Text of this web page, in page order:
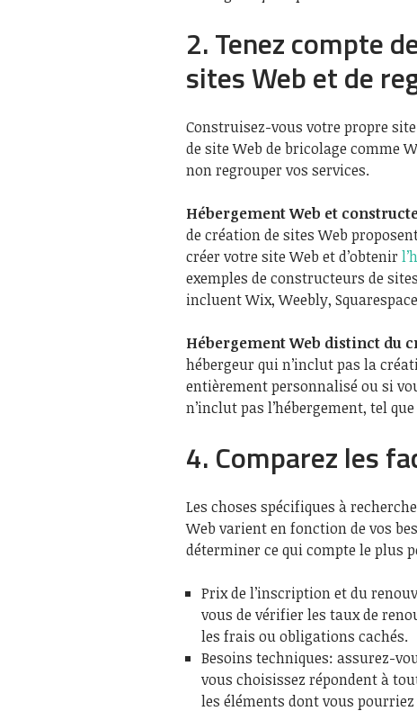
2. Tenez compte
sites Web et de
Construisez-vous votre propre
de site Web de bricolage comme
non regrouper vos services.
Hébergement Web et
de création de sites Web
créer votre site Web et d’obtenir
exemples de constructeurs de
incluent Wix, Weebly,
Hébergement Web distinct du
hébergeur qui n’inclut pas la
entièrement personnalisé ou si
n’inclut pas l’hébergement, tel
4. Comparez les
Les choses spécifiques à
Web varient en fonction de vos
déterminer ce qui compte le plus
Prix ​​de l’inscription et du
vous de vérifier les taux de
les frais ou obligations cachés.
Besoins techniques: assurez-
vous choisissez répondent à
les éléments dont vous